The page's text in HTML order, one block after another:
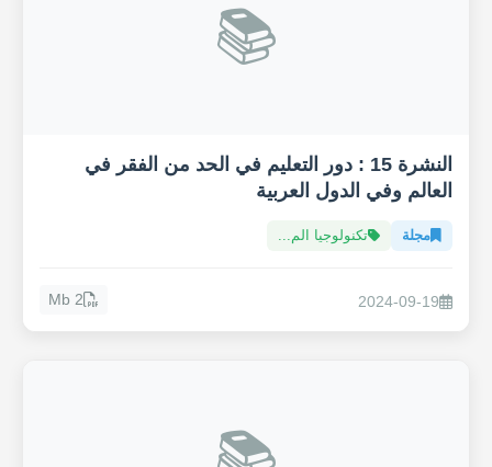
📚
النشرة 15 : دور التعليم في الحد من الفقر في
العالم وفي الدول العربية
مجلة تكنولوجيا الم...
2024-09-19
2 Mb